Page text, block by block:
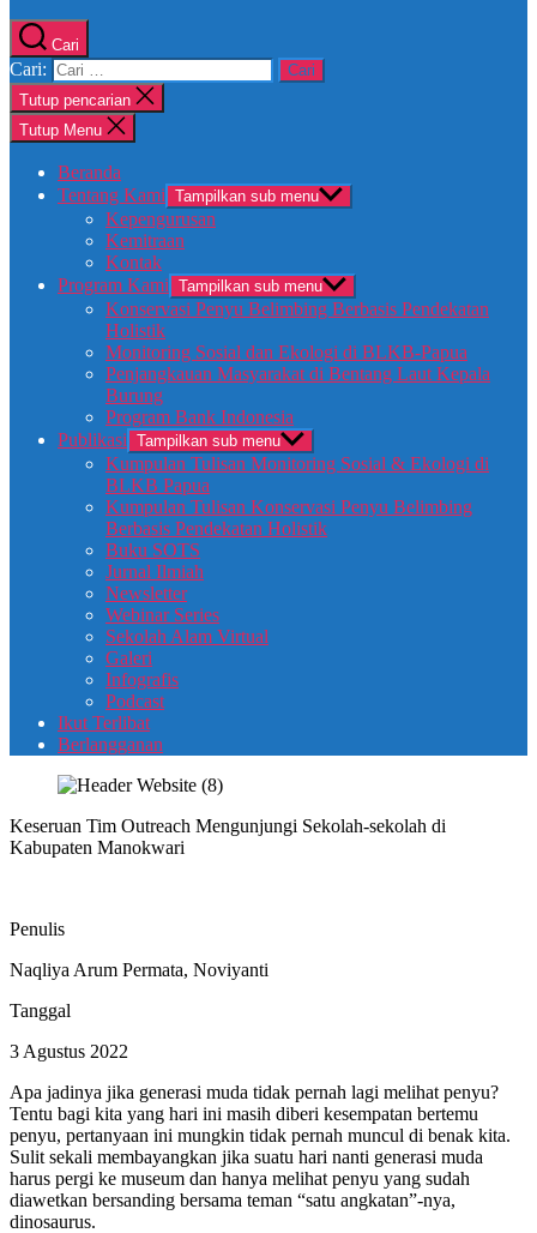
Cari
Cari:
Tutup pencarian
Tutup Menu
Beranda
Tentang Kami Tampilkan sub menu
Kepengurusan
Kemitraan
Kontak
Program Kami Tampilkan sub menu
Konservasi Penyu Belimbing Berbasis Pendekatan
Holistik
Monitoring Sosial dan Ekologi di BLKB-Papua
Penjangkauan Masyarakat di Bentang Laut Kepala
Burung
Program Bank Indonesia
Publikasi Tampilkan sub menu
Kumpulan Tulisan Monitoring Sosial & Ekologi di
BLKB Papua
Kumpulan Tulisan Konservasi Penyu Belimbing
Berbasis Pendekatan Holistik
Buku SOTS
Jurnal Ilmiah
Newsletter
Webinar Series
Sekolah Alam Virtual
Galeri
Infografis
Podcast
Ikut Terlibat
Berlangganan
Keseruan Tim Outreach Mengunjungi Sekolah-sekolah di
Kabupaten Manokwari
Penulis
Naqliya Arum Permata, Noviyanti
Tanggal
3 Agustus 2022
Apa jadinya jika generasi muda tidak pernah lagi melihat penyu?
Tentu bagi kita yang hari ini masih diberi kesempatan bertemu
penyu, pertanyaan ini mungkin tidak pernah muncul di benak kita.
Sulit sekali membayangkan jika suatu hari nanti generasi muda
harus pergi ke museum dan hanya melihat penyu yang sudah
diawetkan bersanding bersama teman “satu angkatan”-nya,
dinosaurus.